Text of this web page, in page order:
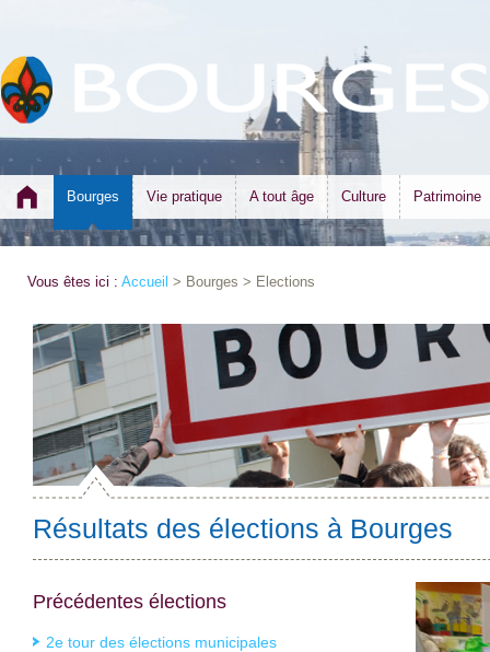
Bourges Vie pratique A tout âge Culture Patrimoine
Vous êtes ici : Accueil > Bourges > Elections
Résultats des élections à Bourges
Précédentes élections
2e tour des élections municipales